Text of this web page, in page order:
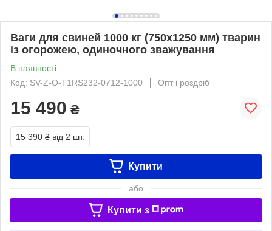
Ваги для свиней 1000 кг (750x1250 мм) тварин
із огорожею, одиночного зважування
В наявності
Код: SV-Z-O-Т1RS232-0712-1000
Опт і роздріб
15 490 ₴
15 390 ₴ від 2 шт.
Купити
або
Купити з